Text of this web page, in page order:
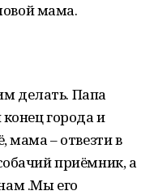
мама.
делать. Папа
города и
мама – отвезти в
приёмник, а
.Мы его